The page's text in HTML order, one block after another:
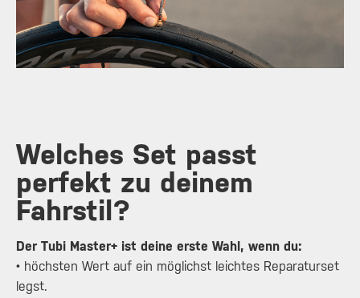
Welches Set passt
perfekt zu deinem
Fahrstil?
Der Tubi Master+ ist deine erste Wahl, wenn du:
• höchsten Wert auf ein möglichst leichtes Reparaturset
legst.